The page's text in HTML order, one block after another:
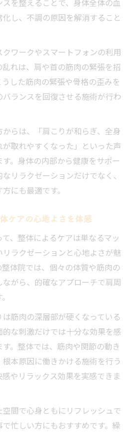
し、不調の原因を解消すること
ワークやスマートフォンの利用
れは、肩や首の筋肉の緊張を招
した筋肉の緊張や骨格の歪みを
ランスを回復させる施術が行わ
らは、「肩こりが和らぎ、全身
取れやすくなった」といった声
。身体の内部から健康をサポー
リラクゼーションだけでなく、
にも最適です。
ケアの心地よさを体感
、整体によるケアは単なるマッ
ラクゼーションと心地よさが魅
体院では、個々の体質や筋肉の
がら、的確なアプローチで肩周
筋肉の深層部が硬くなっている
な刺激だけでは十分な効果を感
。整体では、筋肉や関節の動き
本原因に働きかける施術を行う
やリラックス効果を実感できま
間で心身ともにリフレッシュで
忙しい方にもおすすめです。繰